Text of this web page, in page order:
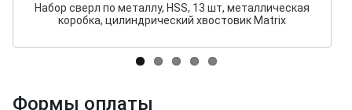
Набор сверл по металлу, HSS, 13 шт, металлическая
коробка, цилиндрический хвостовик Matrix
Формы оплаты